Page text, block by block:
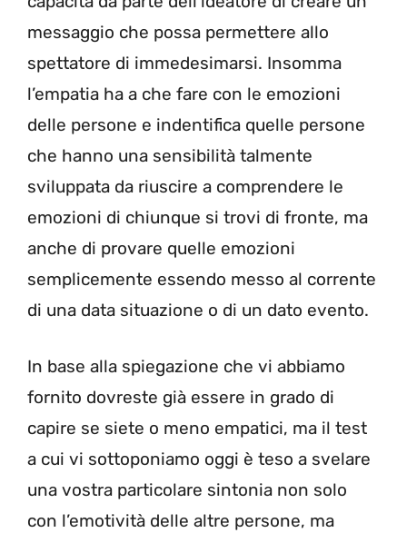
messaggio che possa permettere allo
spettatore di immedesimarsi. Insomma
l’empatia ha a che fare con le emozioni
delle persone e indentifica quelle persone
che hanno una sensibilità talmente
sviluppata da riuscire a comprendere le
emozioni di chiunque si trovi di fronte, ma
anche di provare quelle emozioni
semplicemente essendo messo al corrente
di una data situazione o di un dato evento.
In base alla spiegazione che vi abbiamo
fornito dovreste già essere in grado di
capire se siete o meno empatici, ma il test
a cui vi sottoponiamo oggi è teso a svelare
una vostra particolare sintonia non solo
con l’emotività delle altre persone, ma